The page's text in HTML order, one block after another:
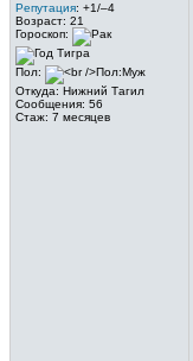
Репутация: +1/–4
Возраст: 21
Гороскоп:
Пол:
Откуда: Нижний Тагил
Сообщения: 56
Стаж: 7 месяцев